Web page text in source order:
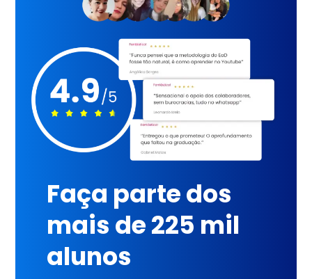
Faça parte dos
mais de 225 mil
alunos